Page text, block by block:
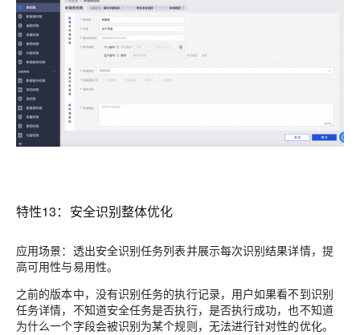
特性13：安全识别整体优化
应用场景：透出安全识别任务列表并展示每次识别结果详情，提
高可用性与易用性。
之前的版本中，没有识别任务的执行记录，用户如果看不到识别
任务详情，不知道安全任务是否执行，是否执行成功，也不知道
为什么一个字段会被识别为某个规则，无法进行针对性的优化。